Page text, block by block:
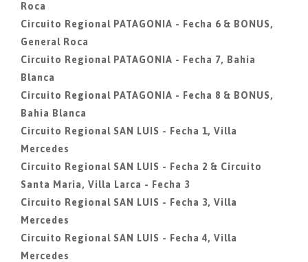
Roca
Circuito Regional PATAGONIA - Fecha 6 & BONUS,
General Roca
Circuito Regional PATAGONIA - Fecha 7, Bahia
Blanca
Circuito Regional PATAGONIA - Fecha 8 & BONUS,
Bahia Blanca
Circuito Regional SAN LUIS - Fecha 1, Villa
Mercedes
Circuito Regional SAN LUIS - Fecha 2 & Circuito
Santa Maria, Villa Larca - Fecha 3
Circuito Regional SAN LUIS - Fecha 3, Villa
Mercedes
Circuito Regional SAN LUIS - Fecha 4, Villa
Mercedes